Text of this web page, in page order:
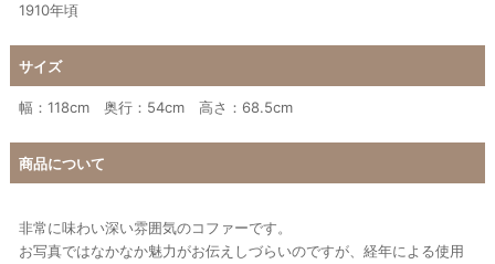
1910年頃
サイズ
幅：118cm 奥行：54cm 高さ：68.5cm
商品について
非常に味わい深い雰囲気のコファーです。
お写真ではなかなか魅力がお伝えしづらいのですが、経年による使用